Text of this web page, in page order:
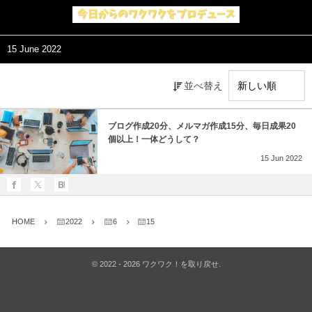
15 June 2022
並べ替え
ブログ作成20分、メルマガ作成15分、毎日成果20
個以上！一体どうして？
15 Jun 2022
HOME 2022 6 15
© 2022 - 2026 ワクワク！を取り戻せ.